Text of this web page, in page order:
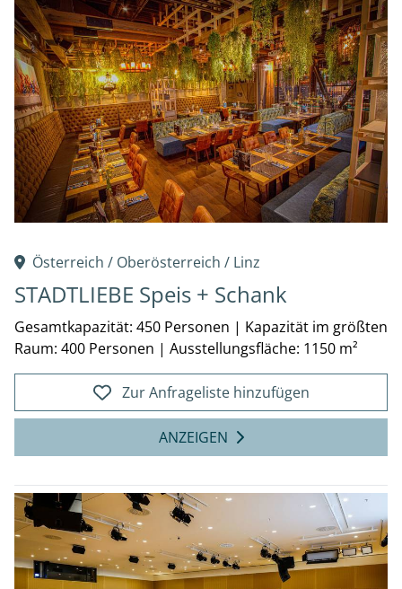
Österreich / Oberösterreich / Linz
STADTLIEBE Speis + Schank
Gesamtkapazität: 450 Personen | Kapazität im größten
Raum: 400 Personen | Ausstellungsfläche: 1150 m²
Zur Anfrageliste hinzufügen
ANZEIGEN